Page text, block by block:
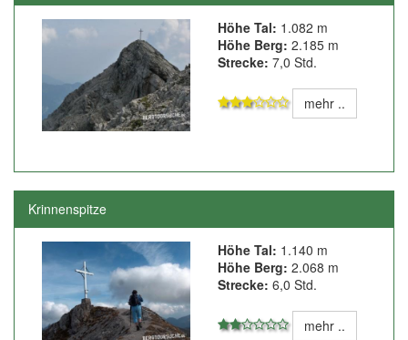
Höhe Tal: 1.082 m
Höhe Berg: 2.185 m
Strecke: 7,0 Std.
mehr ..
Krinnenspitze
Höhe Tal: 1.140 m
Höhe Berg: 2.068 m
Strecke: 6,0 Std.
mehr ..